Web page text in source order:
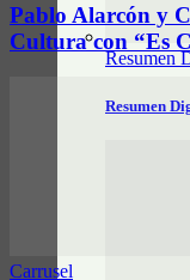
Resumen
Resumen
Pablo Alarcón y
Cultura con “Es
Carrusel